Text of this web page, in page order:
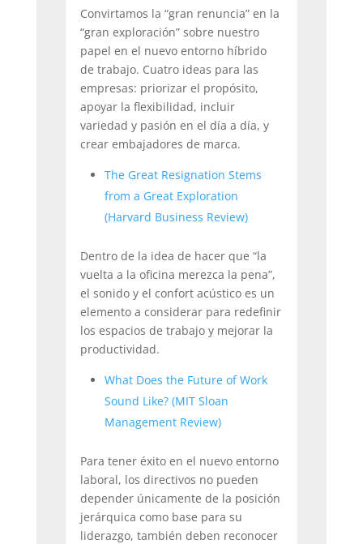
Convirtamos la “gran renuncia” en la
“gran exploración” sobre nuestro
papel en el nuevo entorno híbrido
de trabajo. Cuatro ideas para las
empresas: priorizar el propósito,
apoyar la flexibilidad, incluir
variedad y pasión en el día a día, y
crear embajadores de marca.
The Great Resignation Stems
from a Great Exploration
(Harvard Business Review)
Dentro de la idea de hacer que “la
vuelta a la oficina merezca la pena”,
el sonido y el confort acústico es un
elemento a considerar para redefinir
los espacios de trabajo y mejorar la
productividad.
What Does the Future of Work
Sound Like? (MIT Sloan
Management Review)
Para tener éxito en el nuevo entorno
laboral, los directivos no pueden
depender únicamente de la posición
jerárquica como base para su
liderazgo, también deben reconocer